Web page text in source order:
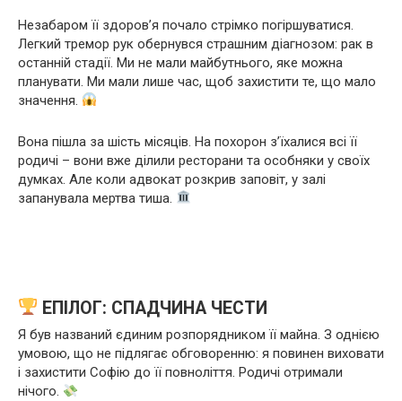
Незабаром її здоров’я почало стрімко погіршуватися.
Легкий тремор рук обернувся страшним діагнозом: рак в
останній стадії. Ми не мали майбутнього, яке можна
планувати. Ми мали лише час, щоб захистити те, що мало
значення.
Вона пішла за шість місяців. На похорон з’їхалися всі її
родичі – вони вже ділили ресторани та особняки у своїх
думках. Але коли адвокат розкрив заповіт, у залі
запанувала мертва тиша.
ЕПІЛОГ: СПАДЧИНА ЧЕСТИ
Я був названий єдиним розпорядником її майна. З однією
умовою, що не підлягає обговоренню: я повинен виховати
і захистити Софію до її повноліття. Родичі отримали
нічого.